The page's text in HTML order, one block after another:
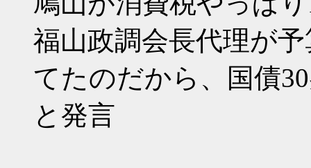
福山政調会長代理が
てたのだから、国債
と発言